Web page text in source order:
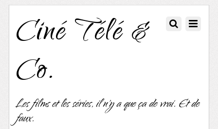
Ciné Télé &
Co.
Les films et les séries, il n'y a que ça de vrai. Et de
faux.